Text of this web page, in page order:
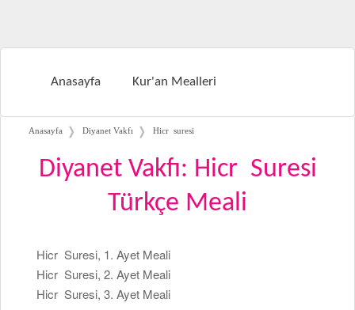
Anasayfa Kur'an Mealleri
Anasayfa ❭ Diyanet Vakfı ❭ Hicr suresi
Diyanet Vakfı: Hicr Suresi
Türkçe Meali
Hicr Suresi, 1. Ayet Meali
Hicr Suresi, 2. Ayet Meali
Hicr Suresi, 3. Ayet Meali